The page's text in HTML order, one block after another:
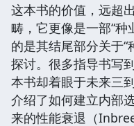
这本书的价值，远超
畴，它更像是一部“种
的是其结尾部分关于“
探讨。很多指导书写
本书却着眼于未来三
介绍了如何建立内部
来的性能衰退（